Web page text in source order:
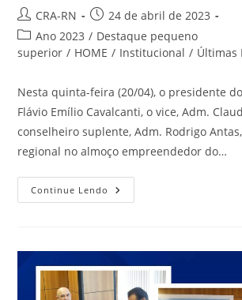
Autor
do
post:
CRA-RN
Post
publicado:
24 de abril de 2023
Categoria
do
Ano 2023 / Destaque pequeno
superior / HOME / Institucional / Últimas
Nesta quinta-feira (20/04), o presidente do
Flávio Emílio Cavalcanti, o vice, Adm.
conselheiro suplente, Adm. Rodrigo
regional no almoço empreendedor do…
Continue Lendo CRA-
RN
Natal